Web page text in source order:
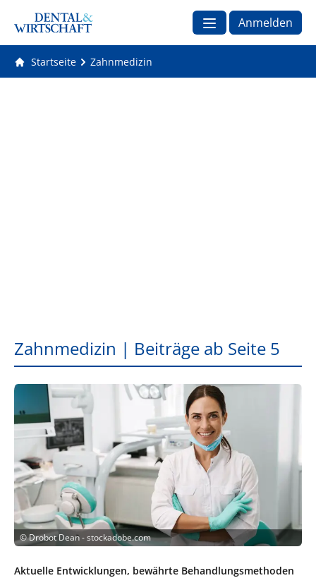
Anmelden
Startseite Zahnmedizin
Zahnmedizin | Beiträge ab Seite 5
©Drobot Dean - stockadobe.com
Aktuelle Entwicklungen, bewährte Behandlungsmethoden